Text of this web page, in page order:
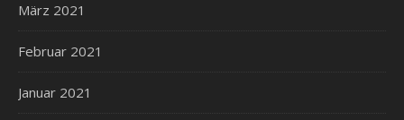
März 2021
Februar 2021
Januar 2021